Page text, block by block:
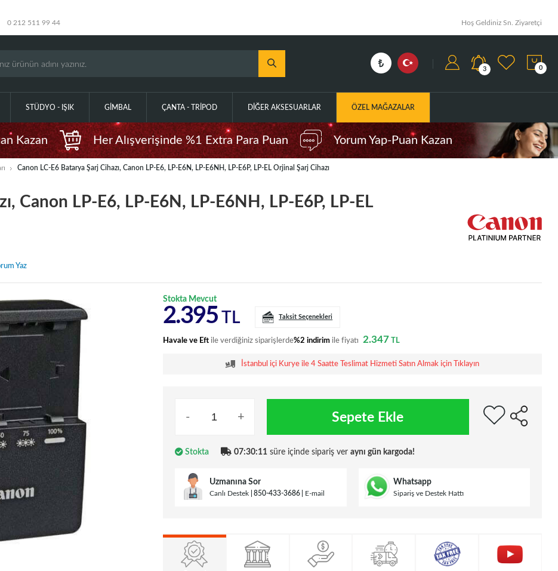
0 212 511 99 44 Hoş Geldiniz Sn. Ziyaretçi
3 0
STÜDYO - IŞIK GIMBAL ÇANTA - TRIPOD DIĞER AKSESUARLAR ÖZEL MAĞAZALAR
Kazan Her Alışverişinde %1 Extra Para Puan Yorum Yap-Puan Kazan
Canon LC-E6 Batarya Şarj Cihazı, Canon LP-E6, LP-E6N, LP-E6NH, LP-E6P, LP-EL Orjinal Şarj Cihazı
Canon LP-E6, LP-E6N, LP-E6NH, LP-E6P, LP-EL
Yaz
Stokta Mevcut
2.395 TL Taksit Seçenekleri
Havale ve Eft ile verdiğiniz siparişlerde%2 indirim ile fiyatı 2.347 TL
İstanbul içi Kurye ile 4 Saatte Teslimat Hizmeti Satın Almak için Tıklayın
- + Sepete Ekle
Stokta 07:30:10 süre içinde sipariş ver aynı gün kargoda!
Uzmanına Sor
Canlı Destek 850-433-3686 E-mail
Whatsapp
Sipariş ve Destek Hattı